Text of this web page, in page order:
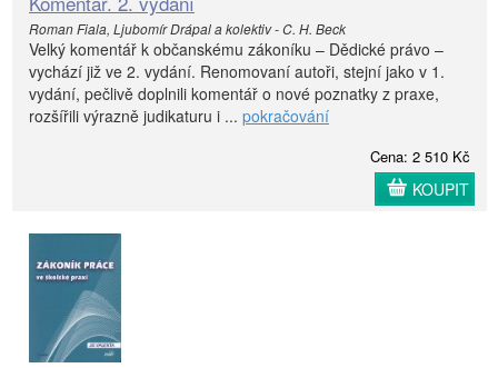
Roman Fiala, Ljubomír Drápal a kolektiv - C. H. Beck
Velký komentář k občanskému zákoníku – Dědické právo –
vychází již ve 2. vydání. Renomovaní autoři, stejní jako v 1.
vydání, pečlivě doplnili komentář o nové poznatky z praxe,
rozšířili výrazně judikaturu i ... pokračování
Cena: 2 510 Kč
KOUPIT